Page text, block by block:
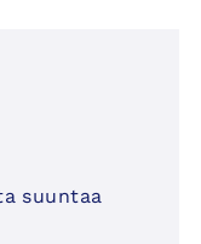
suuntaa